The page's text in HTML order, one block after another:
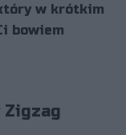
w krótkim
bowiem